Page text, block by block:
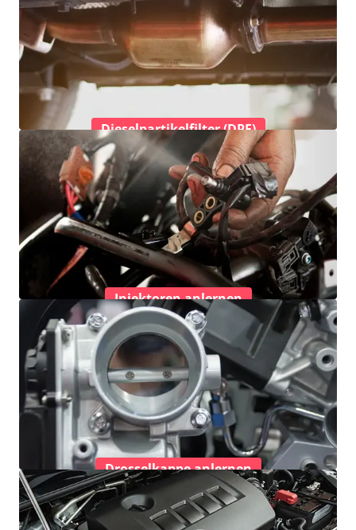
Dieselpartikelfilter (DPF)
Injektoren anlernen
Drosselkappe anlernen